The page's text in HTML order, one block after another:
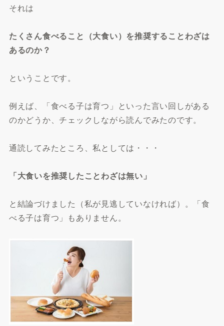
それは
たくさん食べること（大食い）を推奨することわざは
あるのか？
ということです。
例えば、「食べる子は育つ」といった言い回しがある
のかどうか、チェックしながら読んでみたのです。
通読してみたところ、私としては・・・
「大食いを推奨したことわざは無い」
と結論づけました（私が見逃していなければ）。「食
べる子は育つ」もありません。